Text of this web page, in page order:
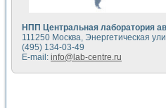
Исследование
Метод
Недорогая система
Применение
Расчет переноса
НПП Центральная лаборатория
111250 Москва, Энергетическая
(495) 134-03-49
E-mail: info@lab-centre.ru